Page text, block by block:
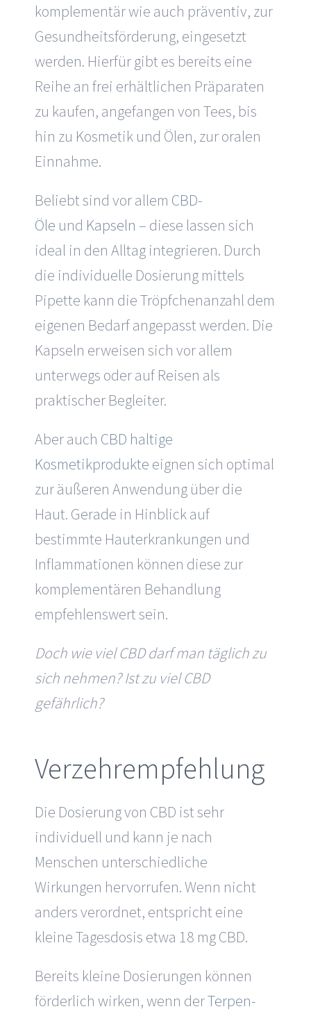
komplementär wie auch präventiv, zur
Gesundheitsförderung, eingesetzt
werden. Hierfür gibt es bereits eine
Reihe an frei erhältlichen Präparaten
zu kaufen, angefangen von Tees, bis
hin zu Kosmetik und Ölen, zur oralen
Einnahme.
Beliebt sind vor allem CBD-
Öle und Kapseln – diese lassen sich
ideal in den Alltag integrieren. Durch
die individuelle Dosierung mittels
Pipette kann die Tröpfchenanzahl dem
eigenen Bedarf angepasst werden. Die
Kapseln erweisen sich vor allem
unterwegs oder auf Reisen als
praktischer Begleiter.
Aber auch CBD haltige
Kosmetikprodukte eignen sich optimal
zur äußeren Anwendung über die
Haut. Gerade in Hinblick auf
bestimmte Hauterkrankungen und
Inflammationen können diese zur
komplementären Behandlung
empfehlenswert sein.
Doch wie viel CBD darf man täglich zu
sich nehmen? Ist zu viel CBD
gefährlich?
Verzehrempfehlung
Die Dosierung von CBD ist sehr
individuell und kann je nach
Menschen unterschiedliche
Wirkungen hervorrufen. Wenn nicht
anders verordnet, entspricht eine
kleine Tagesdosis etwa 18 mg CBD.
Bereits kleine Dosierungen können
förderlich wirken, wenn derTerpen-